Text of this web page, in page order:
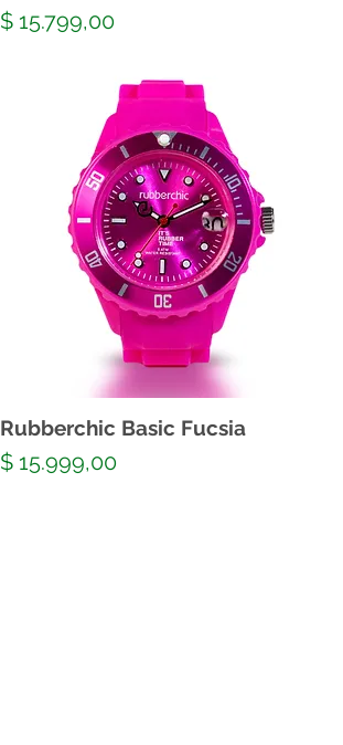
Precio
$ 15.799,00
Rubberchic Basic Fucsia
Precio
$ 15.999,00